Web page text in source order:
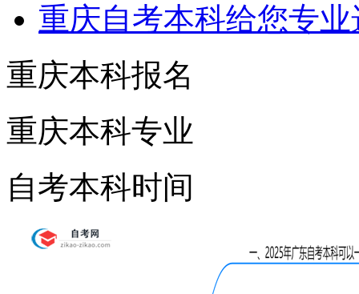
重庆自考本科给您专
重庆本科报名
重庆本科专业
自考本科时间